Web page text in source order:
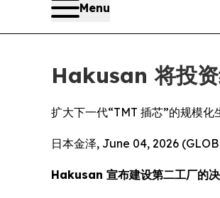
Menu
Hakusan 将投
扩大下一代“TMT 插芯”的规模
日本金泽, June 04, 2026
Hakusan 宣布建设第二工厂的